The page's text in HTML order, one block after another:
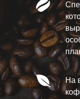
На